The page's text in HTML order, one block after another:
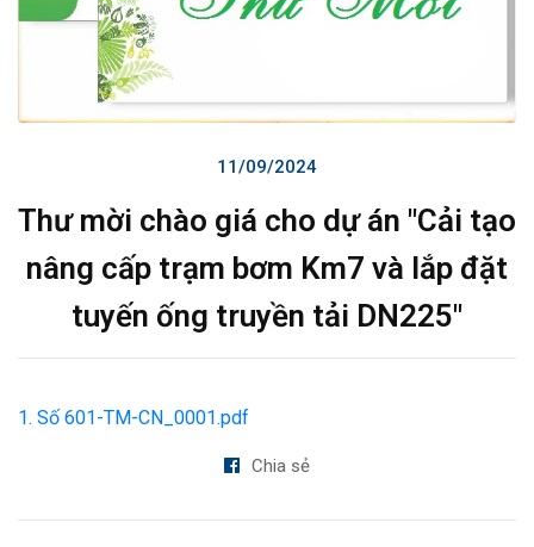
11/09/2024
Thư mời chào giá cho dự án "Cải tạo
nâng cấp trạm bơm Km7 và lắp đặt
tuyến ống truyền tải DN225"
1. Số 601-TM-CN_0001.pdf
Chia sẻ